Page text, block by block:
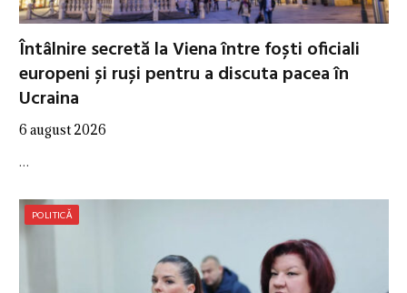
Întâlnire secretă la Viena între foști oficiali
europeni și ruși pentru a discuta pacea în
Ucraina
6 august 2026
…
POLITICĂ